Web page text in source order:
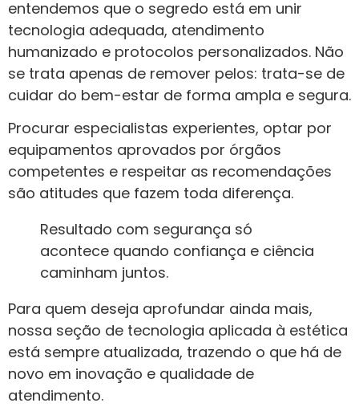
entendemos que o segredo está em unir
tecnologia adequada, atendimento
humanizado e protocolos personalizados. Não
se trata apenas de remover pelos: trata-se de
cuidar do bem-estar de forma ampla e segura.
Procurar especialistas experientes, optar por
equipamentos aprovados por órgãos
competentes e respeitar as recomendações
são atitudes que fazem toda diferença.
Resultado com segurança só
acontece quando confiança e ciência
caminham juntos.
Para quem deseja aprofundar ainda mais,
nossa seção de tecnologia aplicada à estética
está sempre atualizada, trazendo o que há de
novo em inovação e qualidade de
atendimento.